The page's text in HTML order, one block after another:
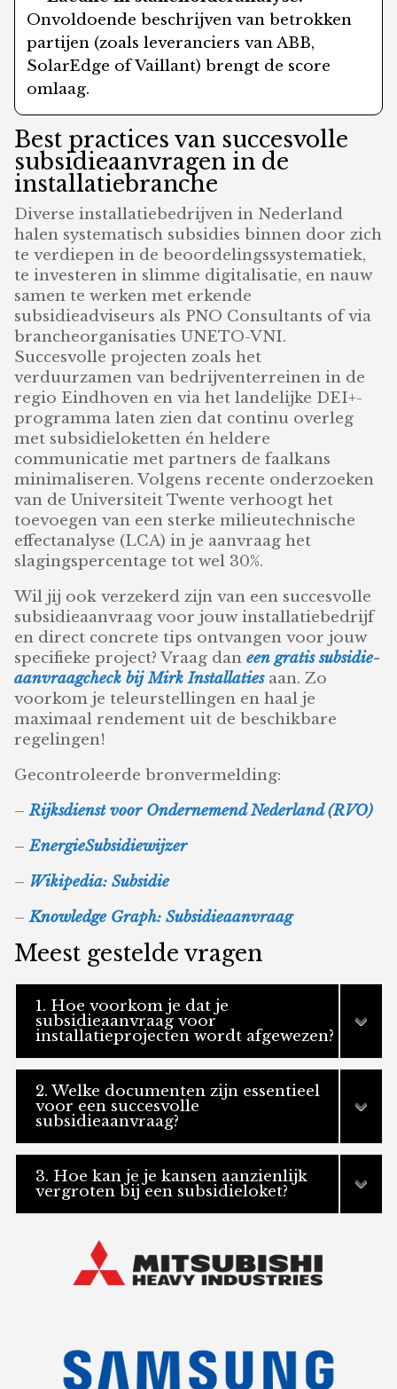
Onvoldoende beschrijven van betrokken
partijen (zoals leveranciers van ABB,
SolarEdge of Vaillant) brengt de score
omlaag.
Best practices van succesvolle
subsidieaanvragen in de
installatiebranche
Diverse installatiebedrijven in Nederland
halen systematisch subsidies binnen door zich
te verdiepen in de beoordelingssystematiek,
te investeren in slimme digitalisatie, en nauw
samen te werken met erkende
subsidieadviseurs als PNO Consultants of via
brancheorganisaties UNETO-VNI.
Succesvolle projecten zoals het
verduurzamen van bedrijventerreinen in de
regio Eindhoven en via het landelijke DEI+-
programma laten zien dat continu overleg
met subsidieloketten én heldere
communicatie met partners de faalkans
minimaliseren. Volgens recente onderzoeken
van de Universiteit Twente verhoogt het
toevoegen van een sterke milieutechnische
effectanalyse (LCA) in je aanvraag het
slagingspercentage tot wel 30%.
Wil jij ook verzekerd zijn van een succesvolle
subsidieaanvraag voor jouw installatiebedrijf
en direct concrete tips ontvangen voor jouw
specifieke project? Vraag daneen gratis subsidie-
aanvraagcheck bij Mirk Installatiesaan. Zo
voorkom je teleurstellingen en haal je
maximaal rendement uit de beschikbare
regelingen!
Gecontroleerde bronvermelding:
–Rijksdienst voor Ondernemend Nederland (RVO)
–EnergieSubsidiewijzer
– Wikipedia: Subsidie
–Knowledge Graph: Subsidieaanvraag
Meest gestelde vragen
1. Hoe voorkom je dat je
subsidieaanvraag voor
installatieprojecten wordt afgewezen?
2. Welke documenten zijn essentieel
voor een succesvolle
subsidieaanvraag?
3. Hoe kan je je kansen aanzienlijk
vergroten bij een subsidieloket?